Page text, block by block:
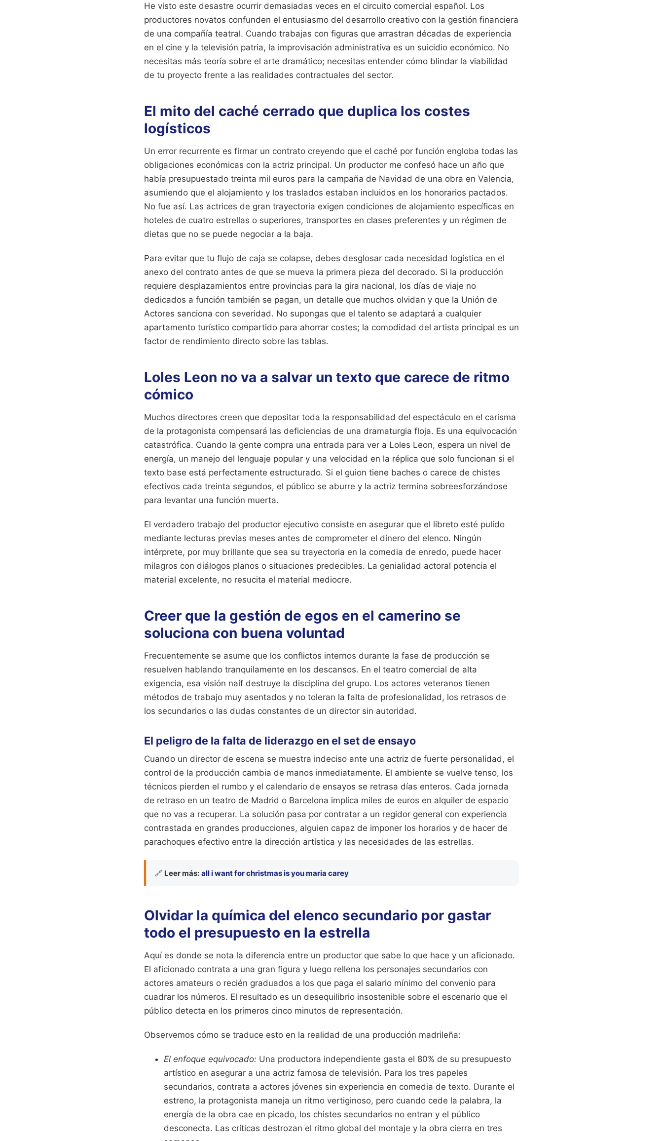
He visto este desastre ocurrir demasiadas veces en el circuito comercial español. Los
productores novatos confunden el entusiasmo del desarrollo creativo con la gestión financiera
de una compañía teatral. Cuando trabajas con figuras que arrastran décadas de experiencia
en el cine y la televisión patria, la improvisación administrativa es un suicidio económico. No
necesitas más teoría sobre el arte dramático; necesitas entender cómo blindar la viabilidad
de tu proyecto frente a las realidades contractuales del sector.
El mito del caché cerrado que duplica los costes
logísticos
Un error recurrente es firmar un contrato creyendo que el caché por función engloba todas las
obligaciones económicas con la actriz principal. Un productor me confesó hace un año que
había presupuestado treinta mil euros para la campaña de Navidad de una obra en Valencia,
asumiendo que el alojamiento y los traslados estaban incluidos en los honorarios pactados.
No fue así. Las actrices de gran trayectoria exigen condiciones de alojamiento específicas en
hoteles de cuatro estrellas o superiores, transportes en clases preferentes y un régimen de
dietas que no se puede negociar a la baja.
Para evitar que tu flujo de caja se colapse, debes desglosar cada necesidad logística en el
anexo del contrato antes de que se mueva la primera pieza del decorado. Si la producción
requiere desplazamientos entre provincias para la gira nacional, los días de viaje no
dedicados a función también se pagan, un detalle que muchos olvidan y que la Unión de
Actores sanciona con severidad. No supongas que el talento se adaptará a cualquier
apartamento turístico compartido para ahorrar costes; la comodidad del artista principal es un
factor de rendimiento directo sobre las tablas.
Loles Leon no va a salvar un texto que carece de ritmo
cómico
Muchos directores creen que depositar toda la responsabilidad del espectáculo en el carisma
de la protagonista compensará las deficiencias de una dramaturgia floja. Es una equivocación
catastrófica. Cuando la gente compra una entrada para ver a Loles Leon, espera un nivel de
energía, un manejo del lenguaje popular y una velocidad en la réplica que solo funcionan si el
texto base está perfectamente estructurado. Si el guion tiene baches o carece de chistes
efectivos cada treinta segundos, el público se aburre y la actriz termina sobreesforzándose
para levantar una función muerta.
El verdadero trabajo del productor ejecutivo consiste en asegurar que el libreto esté pulido
mediante lecturas previas meses antes de comprometer el dinero del elenco. Ningún
intérprete, por muy brillante que sea su trayectoria en la comedia de enredo, puede hacer
milagros con diálogos planos o situaciones predecibles. La genialidad actoral potencia el
material excelente, no resucita el material mediocre.
Creer que la gestión de egos en el camerino se
soluciona con buena voluntad
Frecuentemente se asume que los conflictos internos durante la fase de producción se
resuelven hablando tranquilamente en los descansos. En el teatro comercial de alta
exigencia, esa visión naíf destruye la disciplina del grupo. Los actores veteranos tienen
métodos de trabajo muy asentados y no toleran la falta de profesionalidad, los retrasos de
los secundarios o las dudas constantes de un director sin autoridad.
El peligro de la falta de liderazgo en el set de ensayo
Cuando un director de escena se muestra indeciso ante una actriz de fuerte personalidad, el
control de la producción cambia de manos inmediatamente. El ambiente se vuelve tenso, los
técnicos pierden el rumbo y el calendario de ensayos se retrasa días enteros. Cada jornada
de retraso en un teatro de Madrid o Barcelona implica miles de euros en alquiler de espacio
que no vas a recuperar. La solución pasa por contratar a un regidor general con experiencia
contrastada en grandes producciones, alguien capaz de imponer los horarios y de hacer de
parachoques efectivo entre la dirección artística y las necesidades de las estrellas.
🔗 Leer más: all i want for christmas is you maria carey
Olvidar la química del elenco secundario por gastar
todo el presupuesto en la estrella
Aquí es donde se nota la diferencia entre un productor que sabe lo que hace y un aficionado.
El aficionado contrata a una gran figura y luego rellena los personajes secundarios con
actores amateurs o recién graduados a los que paga el salario mínimo del convenio para
cuadrar los números. El resultado es un desequilibrio insostenible sobre el escenario que el
público detecta en los primeros cinco minutos de representación.
Observemos cómo se traduce esto en la realidad de una producción madrileña:
El enfoque equivocado: Una productora independiente gasta el 80% de su presupuesto
artístico en asegurar a una actriz famosa de televisión. Para los tres papeles
secundarios, contrata a actores jóvenes sin experiencia en comedia de texto. Durante el
estreno, la protagonista maneja un ritmo vertiginoso, pero cuando cede la palabra, la
energía de la obra cae en picado, los chistes secundarios no entran y el público
desconecta. Las críticas destrozan el ritmo global del montaje y la obra cierra en tres